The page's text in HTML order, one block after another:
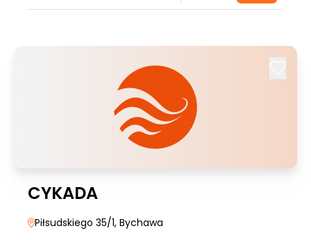
CYKADA
Piłsudskiego 35/1, Bychawa